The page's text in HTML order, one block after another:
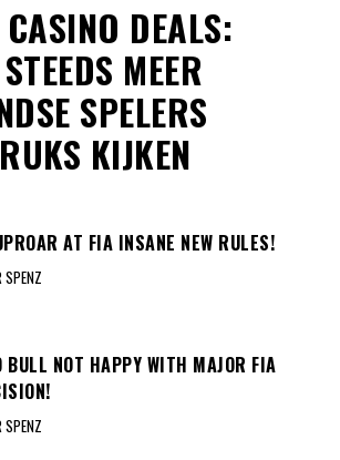
DEALS:
MEER
SPELERS
KIJKEN
AT FIA INSANE NEW RULES!
SPENZ
BULL NOT HAPPY WITH MAJOR FIA
SPENZ